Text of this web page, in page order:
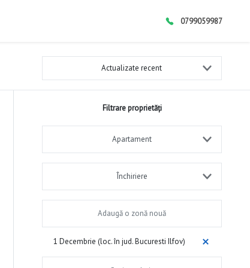
0799059987
Actualizate recent
Filtrare proprietăți
Apartament
Închiriere
1 Decembrie (loc. în jud. Bucuresti Ilfov)